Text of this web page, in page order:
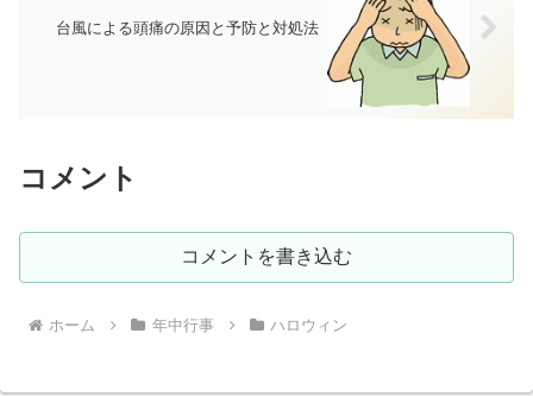
台風による頭痛の原因と予防と対処法
コメント
コメントを書き込む
ホーム 年中行事 ハロウィン